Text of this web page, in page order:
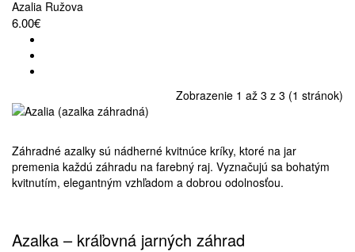
Azalia Ružova
6.00€
Zobrazenie 1 až 3 z 3 (1 stránok)
Záhradné azalky sú nádherné kvitnúce kríky, ktoré na jar
premenia každú záhradu na farebný raj. Vyznačujú sa bohatým
kvitnutím, elegantným vzhľadom a dobrou odolnosťou.
Azalka – kráľovná jarných záhrad